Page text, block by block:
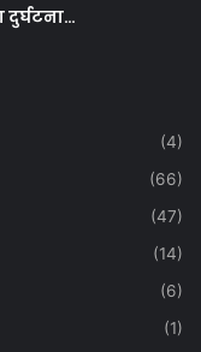
(4)
(66)
(47)
(14)
(6)
(1)